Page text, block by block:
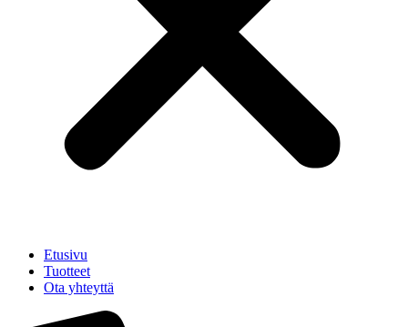
Etusivu
Tuotteet
Ota yhteyttä